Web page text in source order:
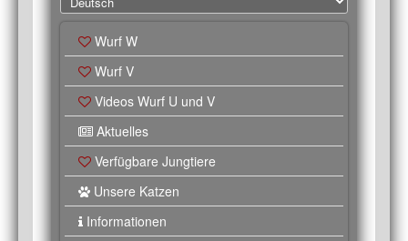
Wurf W
Wurf V
Videos Wurf U und V
Aktuelles
Verfügbare Jungtiere
Unsere Katzen
Informationen